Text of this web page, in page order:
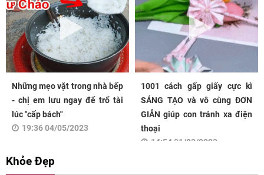
Những mẹo vặt trong nhà bếp
- chị em lưu ngay để trổ tài
lúc "cấp bách"
19:36 04/05/2023
1001 cách gấp giấy cực kì
SÁNG TẠO và vô cùng ĐƠN
GIẢN giúp con tránh xa điện
thoại
14:54 31/03/2023
Khỏe Đẹp